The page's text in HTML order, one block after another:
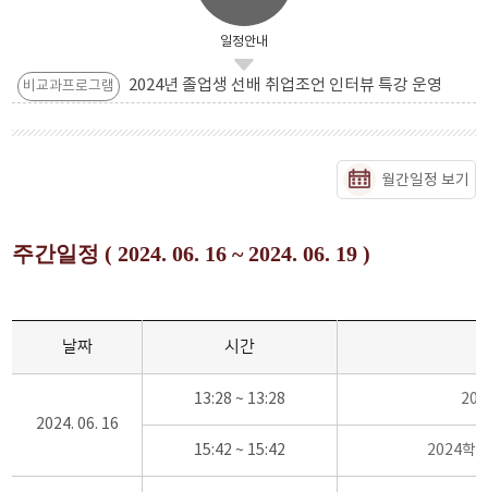
일정안내
비교과프로그램 2024년 졸업생 선배 취업조언 인터뷰 특강 운영
월간일정 보기
주간일정 ( 2024. 06. 16 ~ 2024. 06. 19 )
날짜 시간
2024. 06. 16
13:28 ~ 13:28
15:42 ~ 15:42 2024학